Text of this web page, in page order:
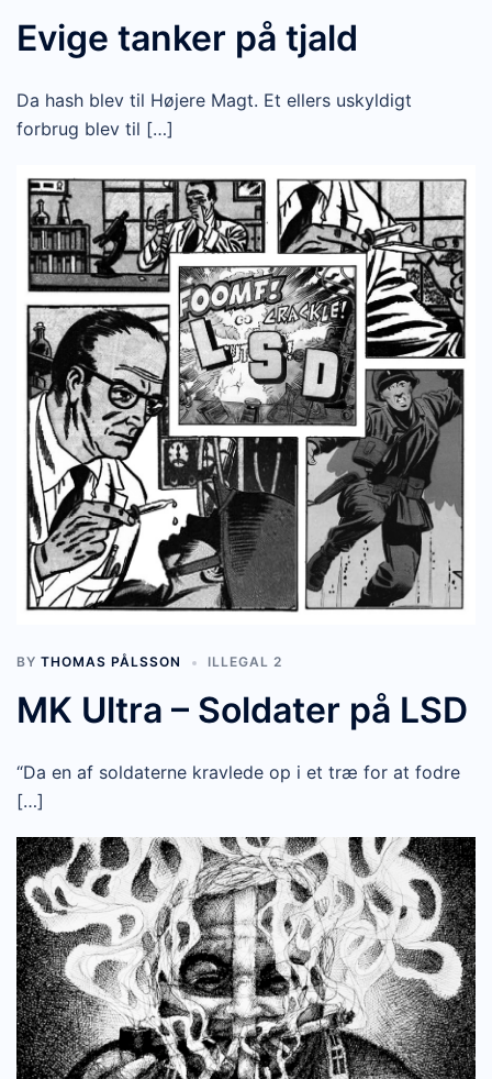
Evige tanker på tjald
Da hash blev til Højere Magt. Et ellers uskyldigt
forbrug blev til […]
BY THOMAS PÅLSSON ILLEGAL 2
MK Ultra – Soldater på LSD
“Da en af soldaterne kravlede op i et træ for at fodre
[…]